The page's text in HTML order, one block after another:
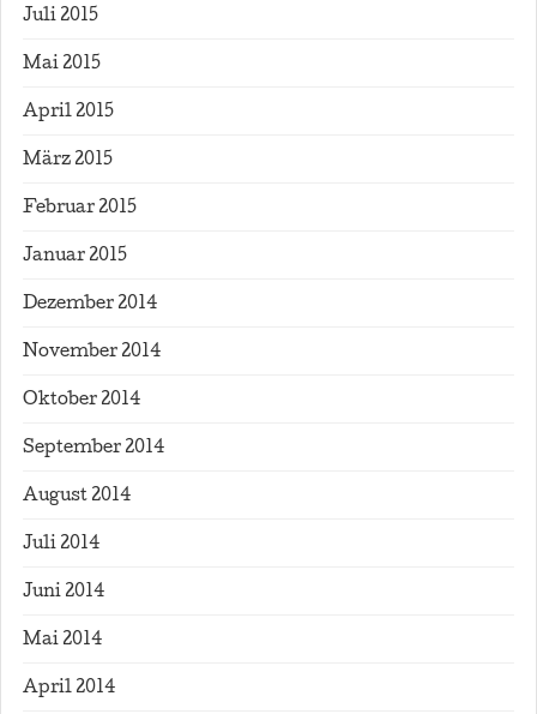
Juli 2015
Mai 2015
April 2015
März 2015
Februar 2015
Januar 2015
Dezember 2014
November 2014
Oktober 2014
September 2014
August 2014
Juli 2014
Juni 2014
Mai 2014
April 2014